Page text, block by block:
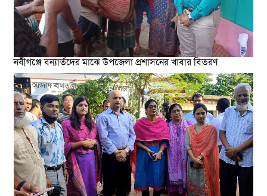
নবীগঞ্জে বন্যার্তদের মাঝে উপজেলা প্রশাসনের খাবার বিতরণ